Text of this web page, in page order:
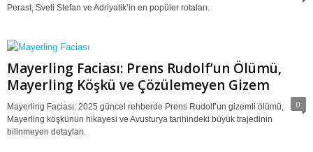
Perast, Sveti Stefan ve Adriyatik’in en popüler rotaları.
Mayerling Faciası: Prens Rudolf’un Ölümü,
Mayerling Köşkü ve Çözülemeyen Gizem
0
Mayerling Faciası: 2025 güncel rehberde Prens Rudolf’un gizemli ölümü,
Mayerling köşkünün hikayesi ve Avusturya tarihindeki büyük trajedinin
bilinmeyen detayları.